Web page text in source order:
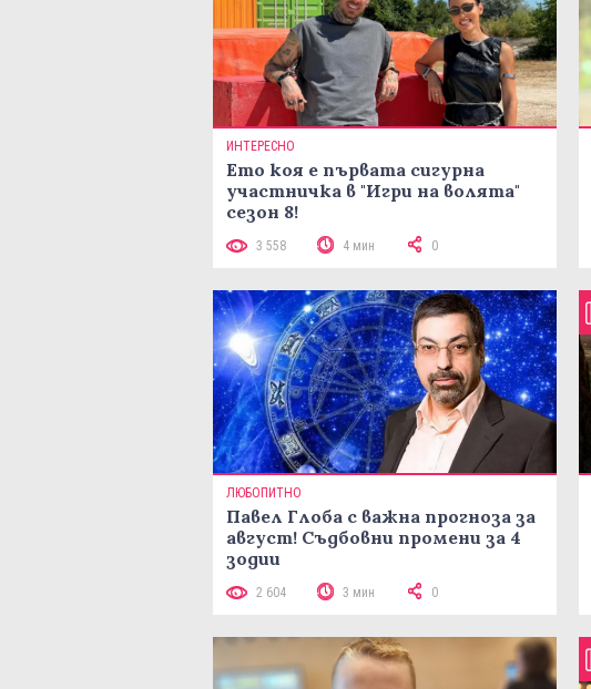
ИНТЕРЕСНО
Ето коя е първата сигурна
участничка в "Игри на волята"
сезон 8!
3 558 4 мин 0
ЛЮБОПИТНО
Павел Глоба с важна прогноза за
август! Съдбовни промени за 4
зодии
2 604 3 мин 0